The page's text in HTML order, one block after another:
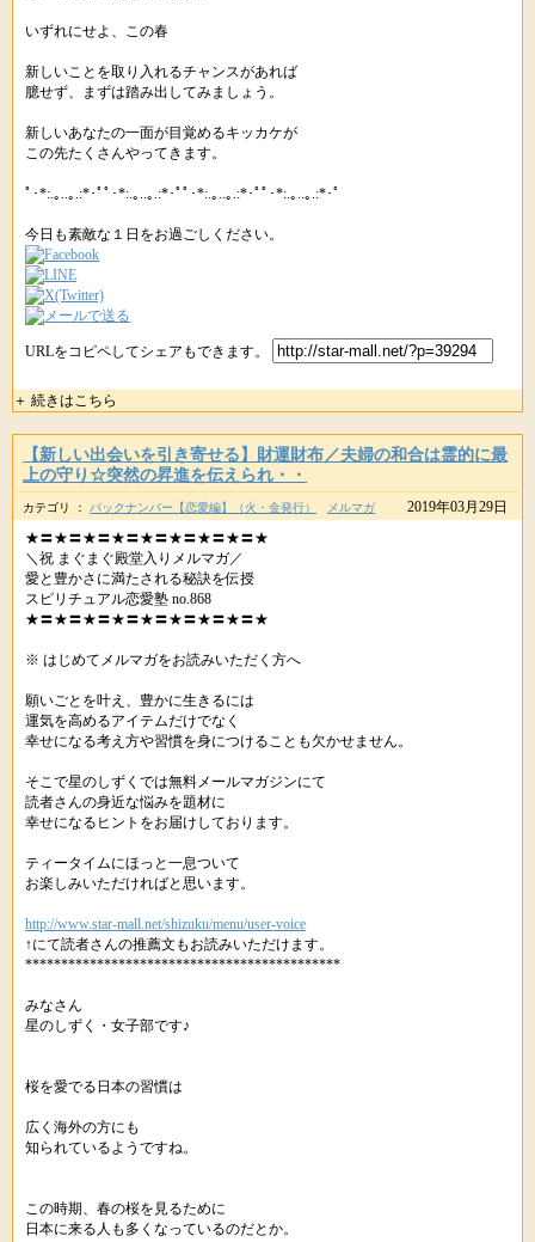
いずれにせよ、この春
新しいことを取り入れるチャンスがあれば
臆せず、まずは踏み出してみましょう。
新しいあなたの一面が目覚めるキッカケが
この先たくさんやってきます。
ﾟ･*:.｡..｡.:*･ﾟﾟ･*:.｡..｡.:*･ﾟﾟ･*:.｡..｡.:*･ﾟﾟ･*:.｡..｡.:*･ﾟ
今日も素敵な１日をお過ごしください。
URLをコピペしてシェアもできます。
＋ 続きはこちら
【新しい出会いを引き寄せる】財運財布／夫婦の和合は霊的に最
上の守り☆突然の昇進を伝えられ・・
カテゴリ ： バックナンバー【恋愛編】（火・金発行） メルマガ
2019年03月29日
★〓★〓★〓★〓★〓★〓★〓★〓★
＼祝 まぐまぐ殿堂入りメルマガ／
愛と豊かさに満たされる秘訣を伝授
スピリチュアル恋愛塾 no.868
★〓★〓★〓★〓★〓★〓★〓★〓★
※ はじめてメルマガをお読みいただく方へ
願いごとを叶え、豊かに生きるには
運気を高めるアイテムだけでなく
幸せになる考え方や習慣を身につけることも欠かせません。
そこで星のしずくでは無料メールマガジンにて
読者さんの身近な悩みを題材に
幸せになるヒントをお届けしております。
ティータイムにほっと一息ついて
お楽しみいただければと思います。
http://www.star-mall.net/shizuku/menu/user-voice
↑にて読者さんの推薦文もお読みいただけます。
********************************************
みなさん
星のしずく・女子部です♪
桜を愛でる日本の習慣は
広く海外の方にも
知られているようですね。
この時期、春の桜を見るために
日本に来る人も多くなっているのだとか。